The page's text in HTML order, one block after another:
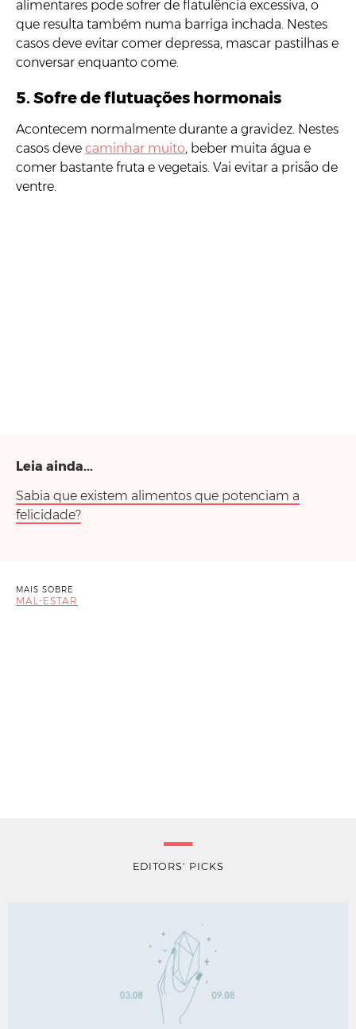
alimentares pode sofrer de flatulência excessiva, o
que resulta também numa barriga inchada. Nestes
casos deve evitar comer depressa, mascar pastilhas e
conversar enquanto come.
5. Sofre de flutuações hormonais
Acontecem normalmente durante a gravidez. Nestes
casos deve caminhar muito, beber muita água e
comer bastante fruta e vegetais. Vai evitar a prisão de
ventre.
Leia ainda...
Sabia que existem alimentos que potenciam a
felicidade?
MAIS SOBRE
MAL-ESTAR
EDITORS' PICKS